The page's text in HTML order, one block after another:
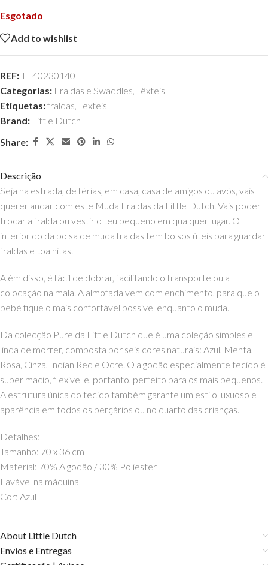
Esgotado
Add to wishlist
REF:TE40230140
Categorias: Fraldas e Swaddles, Têxteis
Etiquetas:fraldas, Texteis
Brand: Little Dutch
Share:
Descrição
Seja na estrada, de férias, em casa, casa de amigos ou avós, vais
querer andar com este Muda Fraldas da Little Dutch. Vais poder
trocar a fralda ou vestir o teu pequeno em qualquer lugar. O
interior do da bolsa de muda fraldas tem bolsos úteis para guardar
fraldas e toalhitas.
Além disso, é fácil de dobrar, facilitando o transporte ou a
colocação na mala. A almofada vem com enchimento, para que o
bebé fique o mais confortável possível enquanto o muda.
Da colecção Pure da Little Dutch que é uma coleção simples e
linda de morrer, composta por seis cores naturais: Azul, Menta,
Rosa, Cinza, Indian Red e Ocre. O algodão especialmente tecido é
super macio, flexível e, portanto, perfeito para os mais pequenos.
A estrutura única do tecido também garante um estilo luxuoso e
aparência em todos os berçários ou no quarto das crianças.
Detalhes:
Tamanho: 70 x 36 cm
Material: 70% Algodão / 30% Poliester
Lavável na máquina
Cor: Azul
About Little Dutch
Envios e Entregas